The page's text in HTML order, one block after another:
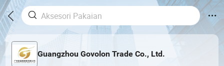
Guangzhou Govolon Trade Co., Ltd.